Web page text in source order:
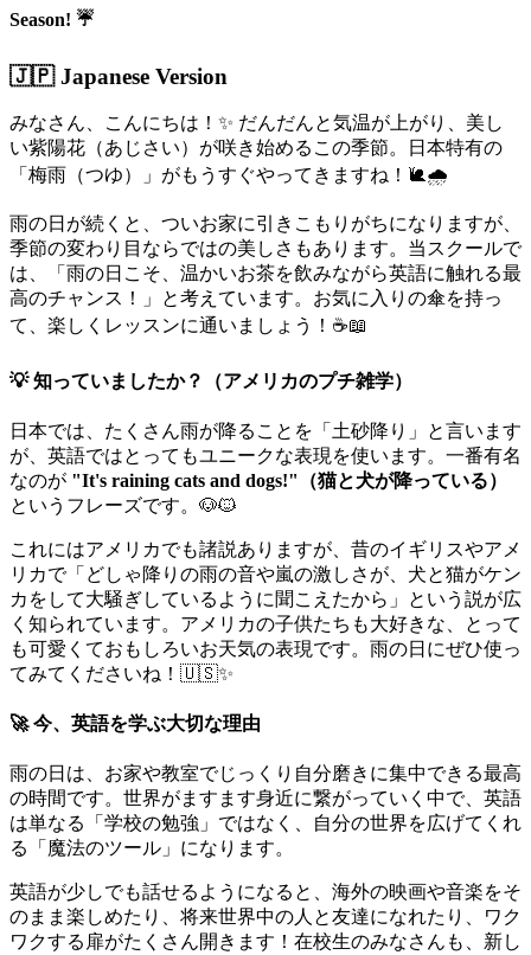
Season! ☔
🇯🇵 Japanese Version
みなさん、こんにちは！✨ だんだんと気温が上がり、美し
い紫陽花（あじさい）が咲き始めるこの季節。日本特有の
「梅雨（つゆ）」がもうすぐやってきますね！🐌🌧️
雨の日が続くと、ついお家に引きこもりがちになりますが、
季節の変わり目ならではの美しさもあります。当スクールで
は、「雨の日こそ、温かいお茶を飲みながら英語に触れる最
高のチャンス！」と考えています。お気に入りの傘を持っ
て、楽しくレッスンに通いましょう！☕📖
💡 知っていましたか？（アメリカのプチ雑学）
日本では、たくさん雨が降ることを「土砂降り」と言います
が、英語ではとってもユニークな表現を使います。一番有名
なのが "It's raining cats and dogs!"（猫と犬が降っている）
というフレーズです。🐶🐱
これにはアメリカでも諸説ありますが、昔のイギリスやアメ
リカで「どしゃ降りの雨の音や嵐の激しさが、犬と猫がケン
カをして大騒ぎしているように聞こえたから」という説が広
く知られています。アメリカの子供たちも大好きな、とって
も可愛くておもしろいお天気の表現です。雨の日にぜひ使っ
てみてくださいね！🇺🇸✨
🚀 今、英語を学ぶ大切な理由
雨の日は、お家や教室でじっくり自分磨きに集中できる最高
の時間です。世界がますます身近に繋がっていく中で、英語
は単なる「学校の勉強」ではなく、自分の世界を広げてくれ
る「魔法のツール」になります。
英語が少しでも話せるようになると、海外の映画や音楽をそ
のまま楽しめたり、将来世界中の人と友達になれたり、ワク
ワクする扉がたくさん開きます！在校生のみなさんも、新し